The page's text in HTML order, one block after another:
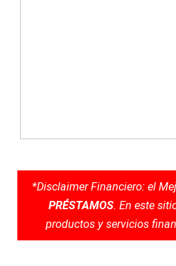
*Disclaimer Financiero: el
PRÉSTAMOS. En este
productos y servicios